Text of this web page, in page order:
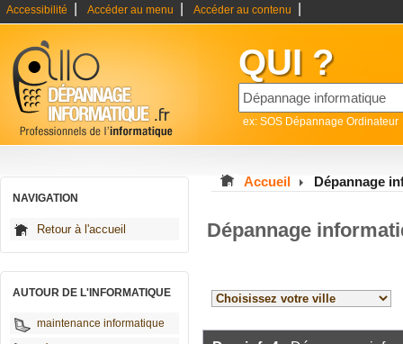
Accessibilité Accéder au menu Accéder au contenu
QUI ?
ex: SOS Dépannage Ordinateur
NAVIGATION
Retour à l'accueil
AUTOUR DE L'INFORMATIQUE
maintenance informatique
Accueil Dépannage
Dépannage